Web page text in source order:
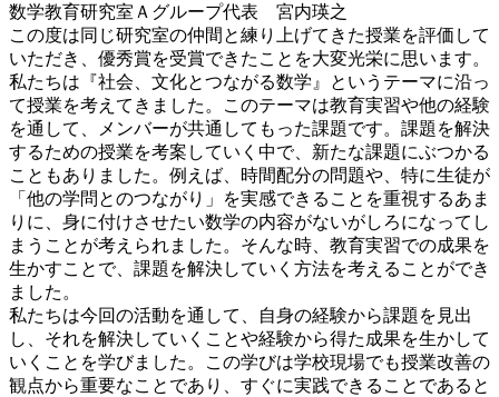
数学教育研究室Ａグループ代表 宮内瑛之
この度は同じ研究室の仲間と練り上げてきた授業を評価して
いただき、優秀賞を受賞できたことを大変光栄に思います。
私たちは『社会、文化とつながる数学』というテーマに沿っ
て授業を考えてきました。このテーマは教育実習や他の経験
を通して、メンバーが共通してもった課題です。課題を解決
するための授業を考案していく中で、新たな課題にぶつかる
こともありました。例えば、時間配分の問題や、特に生徒が
「他の学問とのつながり」を実感できることを重視するあま
りに、身に付けさせたい数学の内容がないがしろになってし
まうことが考えられました。そんな時、教育実習での成果を
生かすことで、課題を解決していく方法を考えることができ
ました。
私たちは今回の活動を通して、自身の経験から課題を見出
し、それを解決していくことや経験から得た成果を生かして
いくことを学びました。この学びは学校現場でも授業改善の
観点から重要なことであり、すぐに実践できることであると